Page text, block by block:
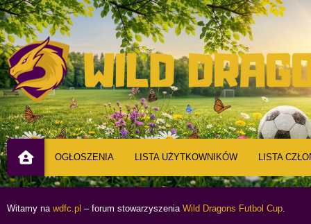
OGŁOSZENIA LISTA UŻYTKOWNIKÓW LISTA
Witamy na wdfc.pl – forum stowarzyszenia Wild Dragons Futbol Cup.